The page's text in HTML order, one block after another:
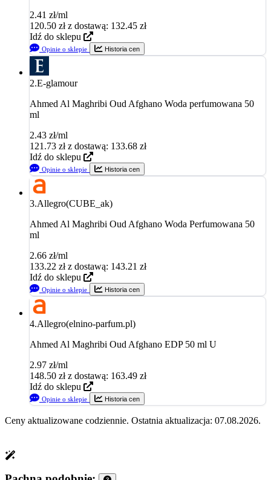
2.41 zł/ml
120.50 zł z dostawą: 132.45 zł
Idź do sklepu
Opinie o sklepie Historia cen
2.E-glamour
Ahmed Al Maghribi Oud Afghano Woda perfumowana 50
ml
2.43 zł/ml
121.73 zł z dostawą: 133.68 zł
Idź do sklepu
Opinie o sklepie Historia cen
3.Allegro(CUBE_ak)
Ahmed Al Maghribi Oud Afghano Woda Perfumowana 50
ml
2.66 zł/ml
133.22 zł z dostawą: 143.21 zł
Idź do sklepu
Opinie o sklepie Historia cen
4.Allegro(elnino-parfum.pl)
Ahmed Al Maghribi Oud Afghano EDP 50 ml U
2.97 zł/ml
148.50 zł z dostawą: 163.49 zł
Idź do sklepu
Opinie o sklepie Historia cen
Ceny aktualizowane codziennie. Ostatnia aktualizacja: 07.08.2026.